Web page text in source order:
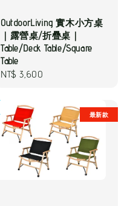
OutdoorLiving 實木小方桌
｜露營桌/折疊桌｜
Table/Deck Table/Square
Table
Regular
NT$ 3,600
最新款